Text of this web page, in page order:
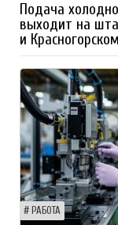
Подача
выходит на
и
РАБОТА